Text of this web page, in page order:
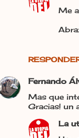
Me
Fernando
Mas que
Gracias! un
La